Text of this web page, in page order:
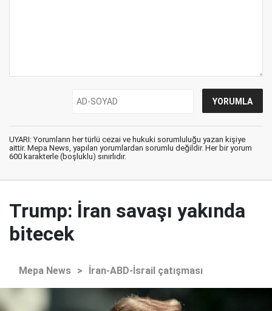
UYARI: Yorumların her türlü cezai ve hukuki sorumluluğu yazan kişiye
aittir. Mepa News, yapılan yorumlardan sorumlu değildir. Her bir yorum
600 karakterle (boşluklu) sınırlıdır.
Trump: İran savaşı yakında
bitecek
Mepa News > İran-ABD-İsrail çatışması